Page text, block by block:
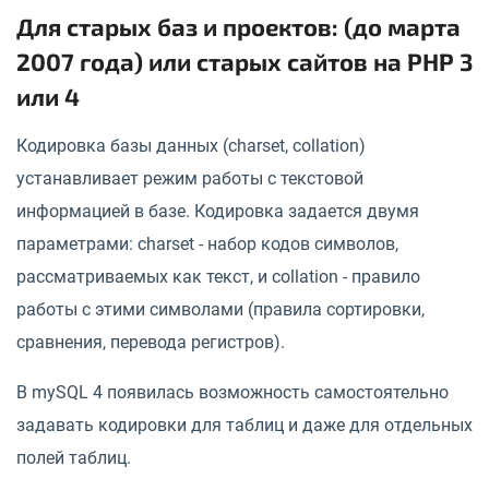
Для старых баз и проектов: (до марта
2007 года) или старых сайтов на PHP 3
или 4
Кодировка базы данных (charset, collation)
устанавливает режим работы с текстовой
информацией в базе. Кодировка задается двумя
параметрами: charset - набор кодов символов,
рассматриваемых как текст, и collation - правило
работы с этими символами (правила сортировки,
сравнения, перевода регистров).
В mySQL 4 появилась возможность самостоятельно
задавать кодировки для таблиц и даже для отдельных
полей таблиц.